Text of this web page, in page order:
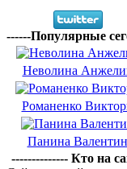
------Популярные
Неволина
Романенко
Панина
-------------- Кто на